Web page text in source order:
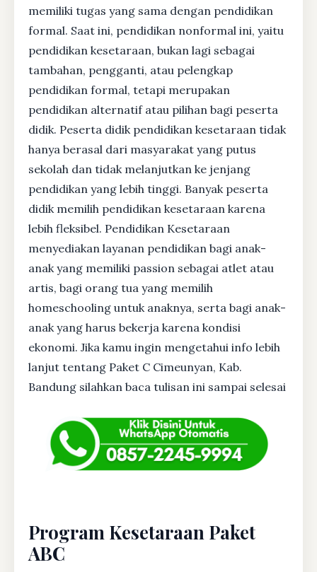
memiliki tugas yang sama dengan pendidikan
formal. Saat ini, pendidikan nonformal ini, yaitu
pendidikan kesetaraan, bukan lagi sebagai
tambahan, pengganti, atau pelengkap
pendidikan formal, tetapi merupakan
pendidikan alternatif atau pilihan bagi peserta
didik. Peserta didik pendidikan kesetaraan tidak
hanya berasal dari masyarakat yang putus
sekolah dan tidak melanjutkan ke jenjang
pendidikan yang lebih tinggi. Banyak peserta
didik memilih pendidikan kesetaraan karena
lebih fleksibel. Pendidikan Kesetaraan
menyediakan layanan pendidikan bagi anak-
anak yang memiliki passion sebagai atlet atau
artis, bagi orang tua yang memilih
homeschooling untuk anaknya, serta bagi anak-
anak yang harus bekerja karena kondisi
ekonomi. Jika kamu ingin mengetahui info lebih
lanjut tentang Paket C Cimeunyan, Kab.
Bandung silahkan baca tulisan ini sampai selesai
Program Kesetaraan Paket
ABC